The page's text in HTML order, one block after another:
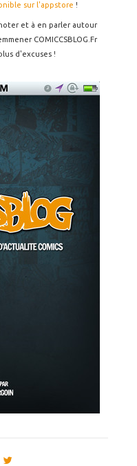
sur l'appstore !
et à en parler autour
COMICCSBLOG.Fr
d'excuses !